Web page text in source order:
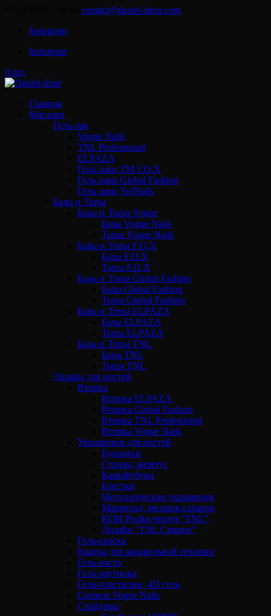
contact@daniel-shop.com
Instagram
Instagram
0 шт.
Главная
Магазин
Гель-лак
Vogue Nails
TNL Professional
ELPAZA
Гель лаки ТМ F.O.X
Гель лаки Global Fashion
Гель лаки Yo!Nails
Базы и Топы
Базы и Топы Vogue
Базы Vogue Nails
Топы Vogue Nails
Базы и Топы F.O.X
Базы F.O.X
Топы F.O.X
Базы и Топы Global Fashion
Базы Global Fashion
Топы Global Fashion
Базы и Топы ELPAZA
Базы ELPAZA
Топы ELPAZA
Базы и Топы TNL
Базы TNL
Топы TNL
Дизайн для ногтей
Втирка
Втирка ELPAZA
Втирка Global Fashion
Втирка TNL Professional
Втирка Vogue Nails
Украшения для ногтей
Бульонки
Стразы, жемчуг
Камифубуки
Блестки
Металлические украшения
Мармелад, меланж-сахарок
КОИ Рыбья чешуя “TNL”
Дизайн “TNL Сияние”
Гель-краска
Краска для акварельной техники
Гель-паста
Гель-паутинка
Гель-пластилин, 4D гель
Снежок Vogue Nails
Слайдеры